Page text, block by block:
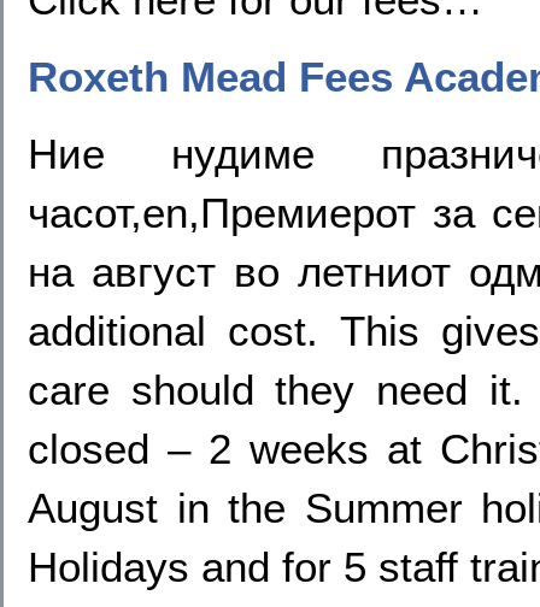
Roxeth Mead Fees
Ние нудиме
часот,en,Премиерот за
на август во летниот
additional cost. This
care should they need
closed – 2 weeks at
August in the Summer
Holidays and for 5 staff